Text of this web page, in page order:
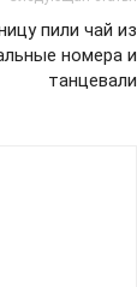
пили чай из
номера и
танцевали